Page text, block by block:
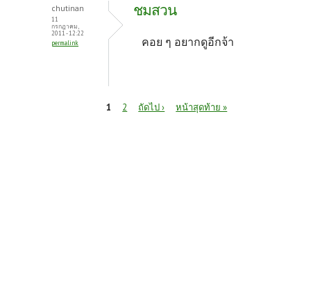
chutinan
11
กรกฎาคม,
2011 - 12:22
permalink
ชมสวน
คอย ๆ อยากดูอีกจ้า
1 2 ถัดไป › หน้าสุดท้าย »